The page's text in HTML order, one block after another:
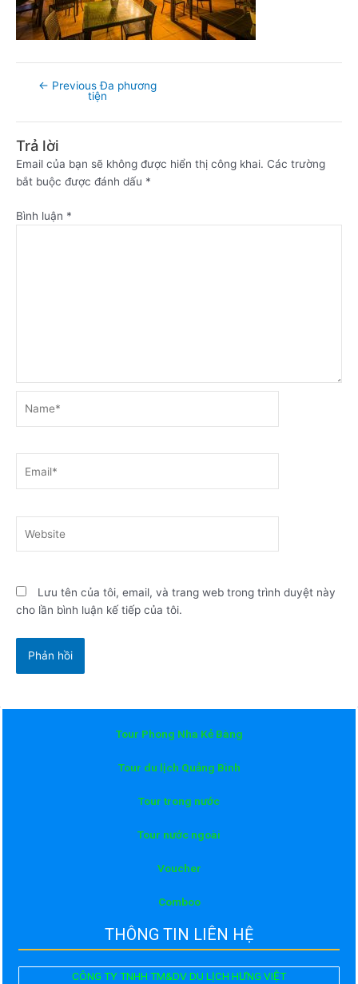
← Previous Đa phương
tiện
Trả lời
Email của bạn sẽ không được hiển thị công khai. Các trường
bắt buộc được đánh dấu *
Bình luận *
Lưu tên của tôi, email, và trang web trong trình duyệt này
cho lần bình luận kế tiếp của tôi.
Tour Phong Nha Kẻ Bàng
Tour du lịch Quảng Bình
Tour trong nước
Tour nước ngoài
Voucher
Comboo
THÔNG TIN LIÊN HỆ
CÔNG TY TNHH TM&DV DU LỊCH HƯNG VIỆT